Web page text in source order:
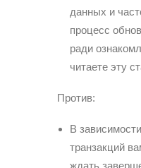
данных и
процесс
ради
читаете эту
Против:
В
транзакций
ждать